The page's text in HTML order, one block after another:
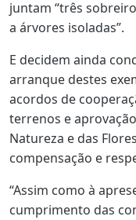
juntam “três
a árvores isoladas”.
E decidem ainda
arranque destes
acordos de
terrenos e
Natureza e das
compensação e
“Assim como à
cumprimento das